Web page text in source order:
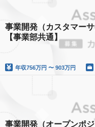
事業開発（カスタマー
【事業部共通】
年収756万円 〜 903万円
事業開発（オープンポ